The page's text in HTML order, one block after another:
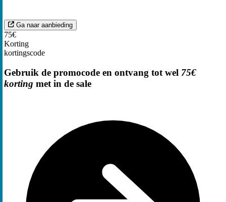
Ga naar aanbieding
75€
Korting
kortingscode
Gebruik de promocode en ontvang tot wel 75€
korting met in de sale